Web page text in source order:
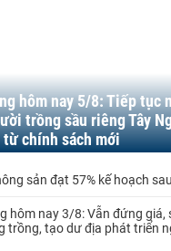
hôm nay 5/8: Tiếp tục
trồng sầu riêng Tây
chính sách mới
sản đạt 57% kế hoạch
hôm nay 3/8: Vẫn đứng giá,
trồng, tạo dư địa phát triển